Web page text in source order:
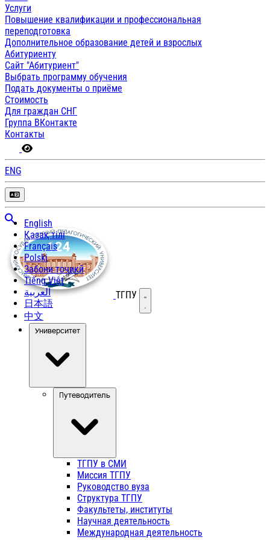
Услуги
Повышение квалификации и профессиональная
переподготовка
Дополнительное образование детей и взрослых
Абитуриенту
Сайт "Абитуриент"
Выбрать программу обучения
Подать документы о приёме
Стоимость
Для граждан СНГ
Группа ВКонтакте
Контакты
ENG
English
Қазақ тілі
Français
Polski
Забони тоҷикӣ
Tiếng Việt
العربية
日本語
中文
ТГПУ Открыть меню
Университет
Путеводитель
ТГПУ в СМИ
Миссия ТГПУ
Руководство вуза
Структура ТГПУ
Факультеты, институты
Научная деятельность
Международная деятельность